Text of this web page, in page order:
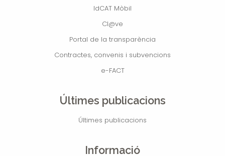
IdCAT Mòbil
Cl@ve
Portal de la transparència
Contractes, convenis i subvencions
e-FACT
Últimes publicacions
Últimes publicacions
Informació